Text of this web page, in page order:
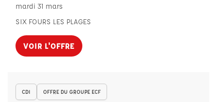
mardi 31 mars
SIX FOURS LES PLAGES
VOIR L'OFFRE
CDI OFFRE DU GROUPE ECF